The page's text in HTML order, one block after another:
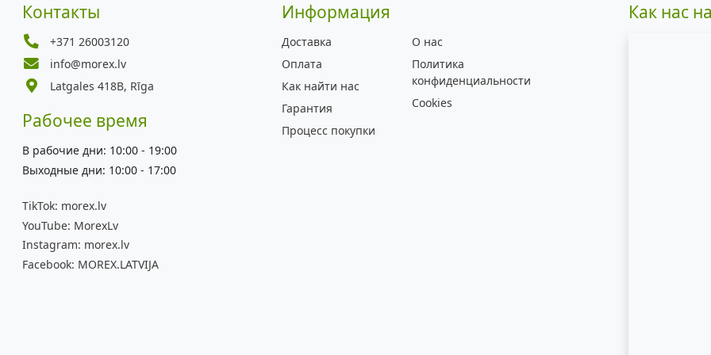
Контакты
+371 26003120
info@morex.lv
Latgales 418B, Rīga
Рабочее время
В рабочие дни: 10:00 - 19:00
Выходные дни: 10:00 - 17:00
TikTok: morex.lv
YouTube: MorexLv
Instagram: morex.lv
Facebook: MOREX.LATVIJA
Информация
Доставка
Оплата
Как найти нас
Гарантия
Процесс покупки
О нас
Политика
конфиденциальности
Cookies
Как нас